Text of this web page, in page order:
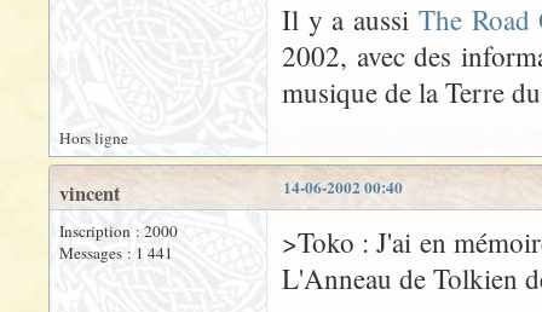
Il y a aussi The Road
2002, avec des
musique de la Terre
Hors ligne
14-06-2002 00:40
vincent
Inscription : 2000
Messages : 1 441
>Toko : J'ai en
L'Anneau de Tolkien